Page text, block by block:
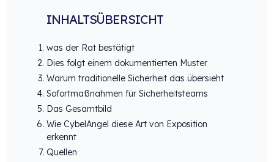
INHALTSÜBERSICHT
was der Rat bestätigt
Dies folgt einem dokumentierten Muster
Warum traditionelle Sicherheit das übersieht
Sofortmaßnahmen für Sicherheitsteams
Das Gesamtbild
Wie CybelAngel diese Art von Exposition
erkennt
Quellen